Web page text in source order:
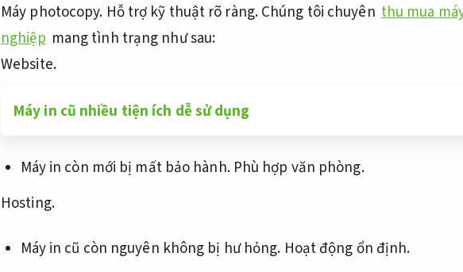
Máy photocopy. Hỗ trợ kỹ thuật rõ ràng.Chúng tôi chuyên thu mua
nghiệp mang tình trạng như sau:
Website.
Máy in cũ nhiều tiện ích dễ sử dụng
Máy in còn mới bị mất bảo hành. Phù hợp văn phòng.
Hosting.
Máy in cũ còn nguyên không bị hư hỏng. Hoạt động ổn định.